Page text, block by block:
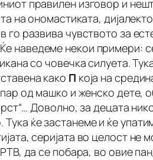
правилен изговор и
на ономастиката,
развива чувството за
наведеме некои примери:
со човечка силуета.
како П која на
од машко и женско дете,
Доволно, за децата
ќе застанеме и ќе
серијата во целост не
да се побара, во овие